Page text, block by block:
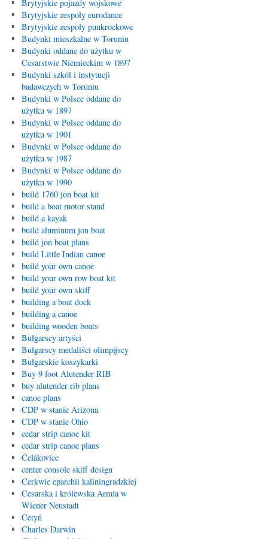
Brytyjskie pojazdy wojskowe
Brytyjskie zespoły eurodance
Brytyjskie zespoły punkrockowe
Budynki mieszkalne w Toruniu
Budynki oddane do użytku w
Cesarstwie Niemieckim w 1897
Budynki szkół i instytucji
badawczych w Toruniu
Budynki w Polsce oddane do
użytku w 1897
Budynki w Polsce oddane do
użytku w 1901
Budynki w Polsce oddane do
użytku w 1987
Budynki w Polsce oddane do
użytku w 1990
build 1760 jon boat kit
build a boat motor stand
build a kayak
build aluminum jon boat
build jon boat plans
build Little Indian canoe
build your own canoe
build your own row boat kit
build your own skiff
building a boat dock
building a canoe
building wooden boats
Bułgarscy artyści
Bułgarscy medaliści olimpijscy
Bułgarskie koszykarki
Buy 9 foot Alutender RIB
buy alutender rib plans
canoe plans
CDP w stanie Arizona
CDP w stanie Ohio
cedar strip canoe kit
cedar strip canoe plans
Čelákovice
center console skiff design
Cerkwie eparchii kaliningradzkiej
Cesarska i królewska Armia w
Wiener Neustadt
Cetyń
Charles Darwin